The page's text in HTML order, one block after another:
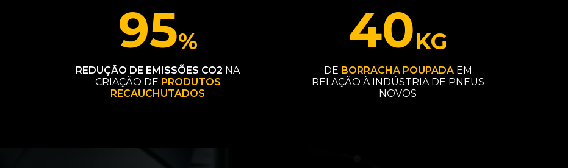
95%
REDUÇÃO DE EMISSÕES CO2 NA
CRIAÇÃO DE PRODUTOS
RECAUCHUTADOS
40KG
DE BORRACHA POUPADAEM
RELAÇÃO À INDÚSTRIA DE PNEUS
NOVOS